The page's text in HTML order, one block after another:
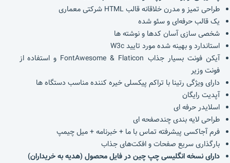
طراحی تمیز و مدرن خلاقانه قالب HTML شرکتی معماری
یک قالب حرفه‌ای و سئو شده
شخصی سازی آسان کدها و نوشته ها
استاندارد و بهینه شده مورد تایید W3c
آیکن فونت بسیار جذاب FontAwesome & Flaticon و استفاده از
فونت وزیر
دارای ویژگی رتینا با تراکم پیکسلی خیره کننده مناسب دستگاه ها
آپدیت رایگان
اسلایدر حرفه ای
طراحی لایه بندی چندصفحه ای
فرم آجاکسی پیشرفته تماس با ما + خبرنامه + میل چیمپ
بارگذاری سریع صفحات و افکت‌های جذاب
دارای نسخه انگلیسی چپ چین در فایل محصول (هدیه به خریداران)